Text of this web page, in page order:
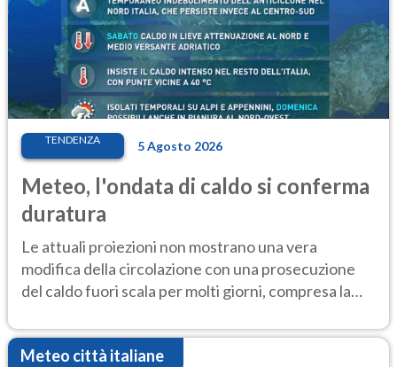
TENDENZA 5 Agosto 2026
Meteo, l'ondata di caldo si conferma
duratura
Le attuali proiezioni non mostrano una vera
modifica della circolazione con una prosecuzione
del caldo fuori scala per molti giorni, compresa la
Meteo città italiane